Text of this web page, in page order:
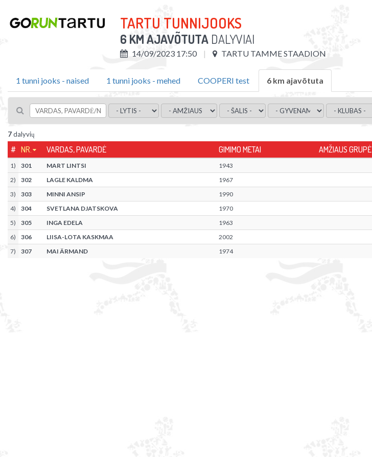
TARTU TUNNIJOOKS
6 KM AJAVÕTUTA DALYVIAI
14/09/2023 17:50 TARTU TAMME STAADION
1 tunni jooks - naised 1 tunni jooks - mehed COOPERI test 6 km ajavõtuta
7dalyvių
# NR. VARDAS, PAVARDĖ GIMIMO METAI AMŽIAUS GRUPĖ
1) 301 MART LINTSI 1943
2) 302 LAGLE KALDMA 1967
3) 303 MINNI ANSIP 1990
4) 304 SVETLANA DJATSKOVA 1970
5) 305 INGA EDELA 1963
6) 306 LIISA-LOTA KASKMAA 2002
7) 307 MAI ÄRMAND 1974